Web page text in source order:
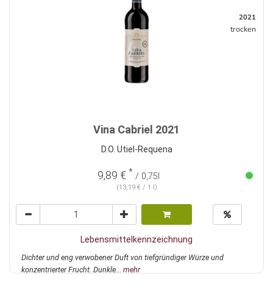
2021
trocken
Vina Cabriel 2021
D.O. Utiel-Requena
9,89 € * / 0,75l
(13,19 € / 1 l)
Lebensmittelkennzeichnung
Dichter und eng verwobener Duft von tiefgründiger Würze und
konzentrierter Frucht. Dunkle... mehr